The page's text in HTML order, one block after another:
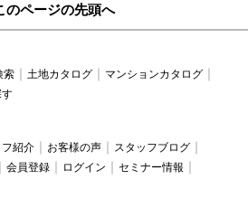
のページの先頭へ
索 土地カタログ
マンションカタログ
紹介 お客様の声
スタッフブログ
会員登録 ログイン
セミナー情報